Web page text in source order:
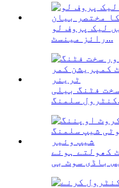
جذب 4 پرتیں لیک پروف لو
رائز مینسٹ...
فٹنگ بیلی
کھولتے ہوئے